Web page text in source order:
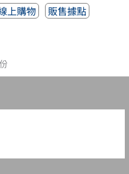
上購物 販售據點